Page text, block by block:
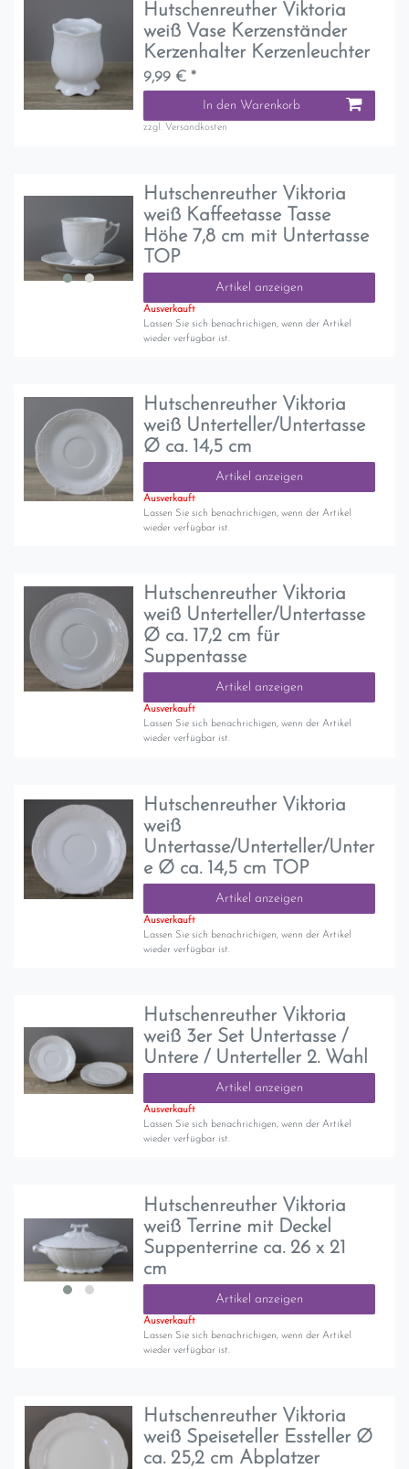
Hutschenreuther Viktoria
weiß Vase Kerzenständer
Kerzenhalter Kerzenleuchter
9,99 € *
In den Warenkorb
zzgl. Versandkosten
Hutschenreuther Viktoria
weiß Kaffeetasse Tasse
Höhe 7,8 cm mit Untertasse
TOP
Artikel anzeigen
Ausverkauft
Lassen Sie sich benachrichigen, wenn der Artikel
wieder verfügbar ist.
Hutschenreuther Viktoria
weiß Unterteller/Untertasse
Ø ca. 14,5 cm
Artikel anzeigen
Ausverkauft
Lassen Sie sich benachrichigen, wenn der Artikel
wieder verfügbar ist.
Hutschenreuther Viktoria
weiß Unterteller/Untertasse
Ø ca. 17,2 cm für
Suppentasse
Artikel anzeigen
Ausverkauft
Lassen Sie sich benachrichigen, wenn der Artikel
wieder verfügbar ist.
Hutschenreuther Viktoria
weiß
Untertasse/Unterteller/Unter
e Ø ca. 14,5 cm TOP
Artikel anzeigen
Ausverkauft
Lassen Sie sich benachrichigen, wenn der Artikel
wieder verfügbar ist.
Hutschenreuther Viktoria
weiß 3er Set Untertasse /
Untere / Unterteller 2. Wahl
Artikel anzeigen
Ausverkauft
Lassen Sie sich benachrichigen, wenn der Artikel
wieder verfügbar ist.
Hutschenreuther Viktoria
weiß Terrine mit Deckel
Suppenterrine ca. 26 x 21
cm
Artikel anzeigen
Ausverkauft
Lassen Sie sich benachrichigen, wenn der Artikel
wieder verfügbar ist.
Hutschenreuther Viktoria
weiß Speiseteller Essteller Ø
ca. 25,2 cm Abplatzer